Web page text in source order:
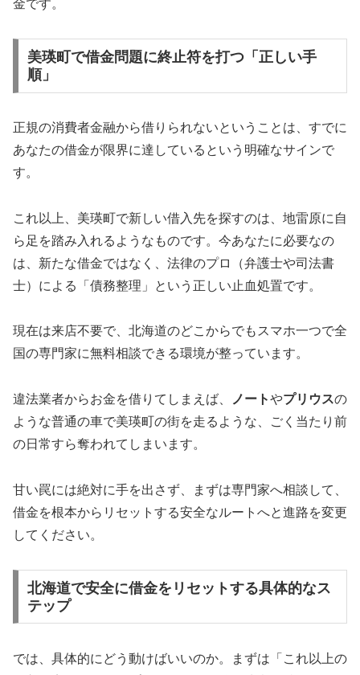
金です。
美瑛町で借金問題に終止符を打つ「正しい手
順」
正規の消費者金融から借りられないということは、すでに
あなたの借金が限界に達しているという明確なサインで
す。
これ以上、美瑛町で新しい借入先を探すのは、地雷原に自
ら足を踏み入れるようなものです。今あなたに必要なの
は、新たな借金ではなく、法律のプロ（弁護士や司法書
士）による「債務整理」という正しい止血処置です。
現在は来店不要で、北海道のどこからでもスマホ一つで全
国の専門家に無料相談できる環境が整っています。
違法業者からお金を借りてしまえば、 ノートやプリウスの
ような普通の車で美瑛町の街を走るような、ごく当たり前
の日常すら奪われてしまいます。
甘い罠には絶対に手を出さず、まずは専門家へ相談して、
借金を根本からリセットする安全なルートへと進路を変更
してください。
北海道で安全に借金をリセットする具体的なス
テップ
では、具体的にどう動けばいいのか。まずは「これ以上の